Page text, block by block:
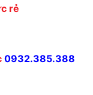
rẻ
0932.385.388